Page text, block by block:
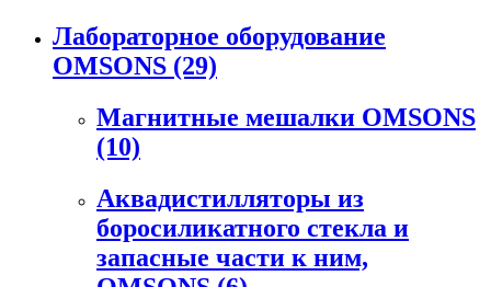
Лабораторное оборудование
OMSONS (29)
Магнитные мешалки OMSONS
(10)
Аквадистилляторы из
боросиликатного стекла и
запасные части к ним,